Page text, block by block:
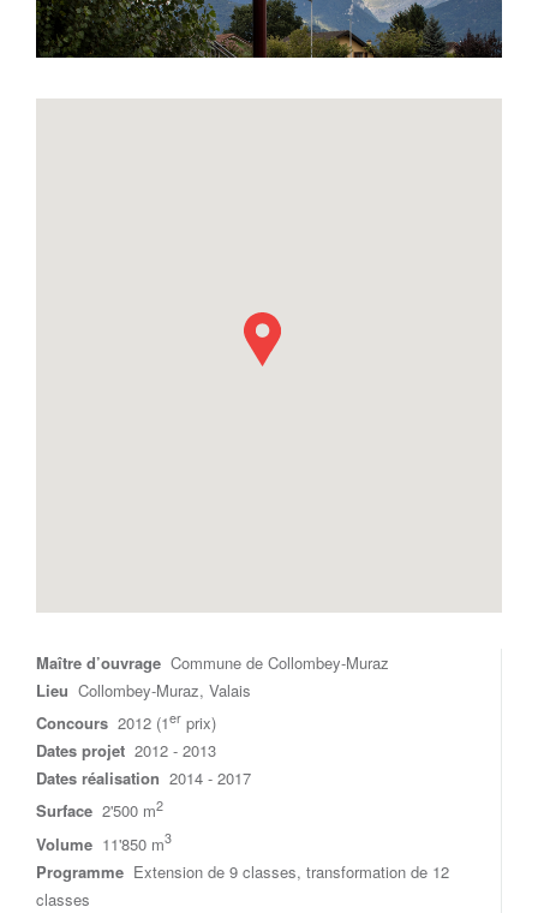
Maître d’ouvrage Commune de Collombey-Muraz
Lieu Collombey-Muraz, Valais
Concours 2012 (1er prix)
Dates projet 2012 - 2013
Dates réalisation 2014 - 2017
Surface 2'500 m2
Volume 11'850 m3
Programme Extension de 9 classes, transformation de 12
classes